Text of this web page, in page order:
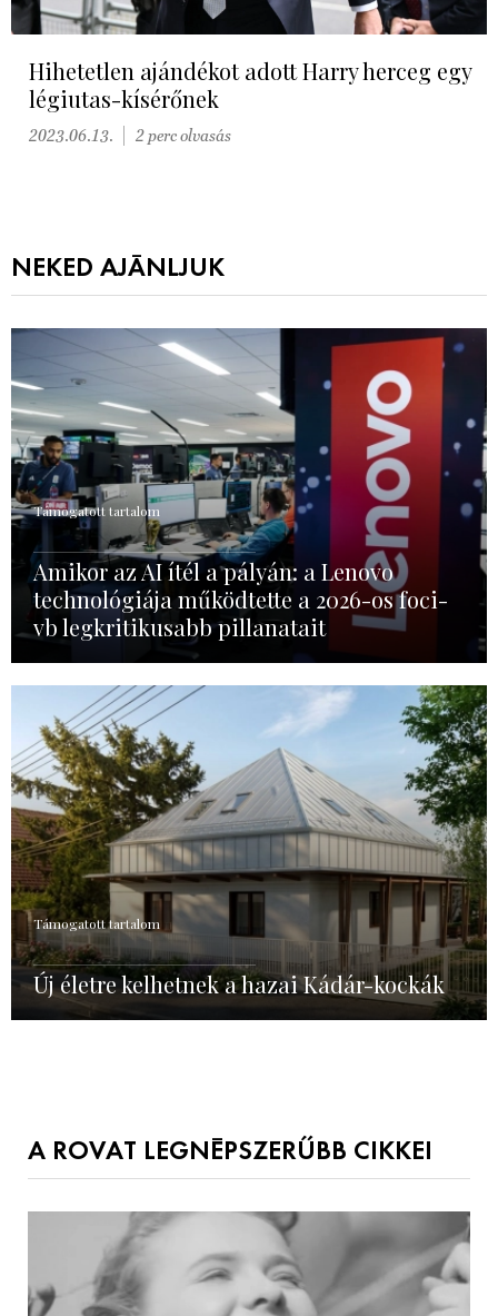
Hihetetlen ajándékot adott Harry herceg egy
légiutas-kísérőnek
2023.06.13. 2 perc olvasás
NEKED AJÁNLJUK
Támogatott tartalom
Amikor az AI ítél a pályán: a Lenovo
technológiája működtette a 2026-os foci-
vb legkritikusabb pillanatait
Támogatott tartalom
Új életre kelhetnek a hazai Kádár-kockák
A ROVAT LEGNÉPSZERŰBB CIKKEI